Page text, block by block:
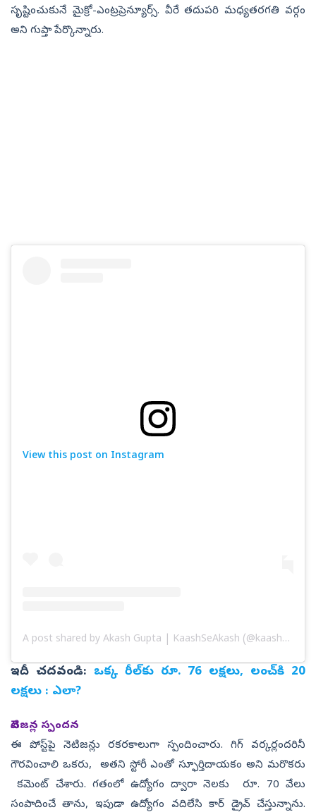
సృష్టించుకునే మైక్రో-ఎంట్రప్రెన్యూర్స్. వీరే తదుపరి మధ్యతరగతి వర్గం
అని గుప్తా పేర్కొన్నారు.
View this post on Instagram
A post shared by Akash Gupta | KaashSeAkash (@kaashseakash)
ఇదీ చదవండి: ఒక్క రీల్‌కు రూ. 76 లక్షలు, లంచ్‌కి 20
లక్షలు : ఎలా?
నెటిజన్ల స్పందన
ఈ పోస్ట్‌పై నెటిజన్లు రకరకాలుగా స్పందించారు. గిగ్ వర్కర్లందరినీ
గౌరవించాలి ఒకరు, అతని స్టోరీ ఎంతో స్ఫూర్తిదాయకం అని మరొకరు
కమెంట్‌ చేశారు. గతంలో ఉద్యోగం ద్వారా నెలకు రూ. 70 వేలు
సంపాదించే తాను, ఇపుడా ఉద్యోగం వదిలేసి కార్ డ్రైవ్ చేస్తున్నాను.